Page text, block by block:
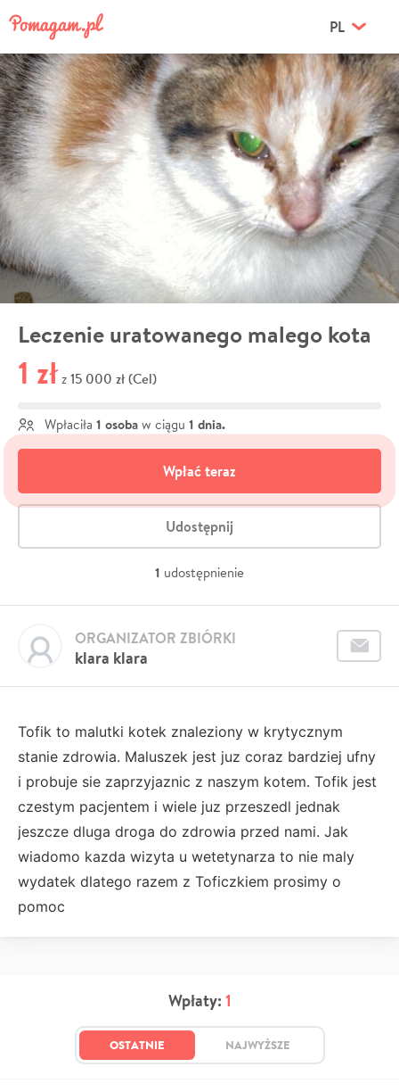
PL
Leczenie uratowanego malego kota
1 zł z 15 000 zł (Cel)
Wpłaciła 1 osoba w ciągu 1 dnia.
Wpłać teraz
Udostępnij
1 udostępnienie
klara klara
ORGANIZATOR ZBIÓRKI
Tofik to malutki kotek znaleziony w krytycznym
stanie zdrowia. Maluszek jest juz coraz bardziej ufny
i probuje sie zaprzyjaznic z naszym kotem. Tofik jest
czestym pacjentem i wiele juz przeszedl jednak
jeszcze dluga droga do zdrowia przed nami. Jak
wiadomo kazda wizyta u wetetynarza to nie maly
wydatek dlatego razem z Toficzkiem prosimy o
pomoc
Wpłaty: 1
OSTATNIE NAJWYŻSZE